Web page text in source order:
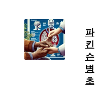
파
킨
슨
병
초